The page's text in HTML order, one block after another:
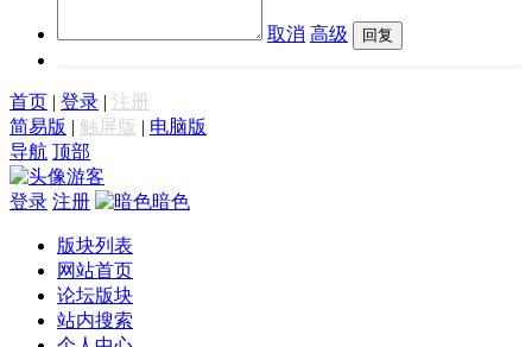
取消 高级
首页 | 登录 | 注册
简易版 | 触屏版 | 电脑版
导航 顶部
游客
登录 注册 暗色
版块列表
网站首页
论坛版块
站内搜索